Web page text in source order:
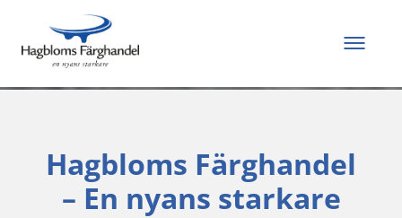
Allt du behöver för
att måla och renovera
Hagbloms Färghandel
– En nyans starkare